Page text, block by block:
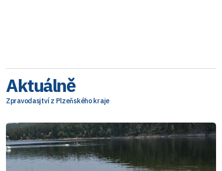
Aktuálně
Zpravodasjtví z Plzeňského kraje